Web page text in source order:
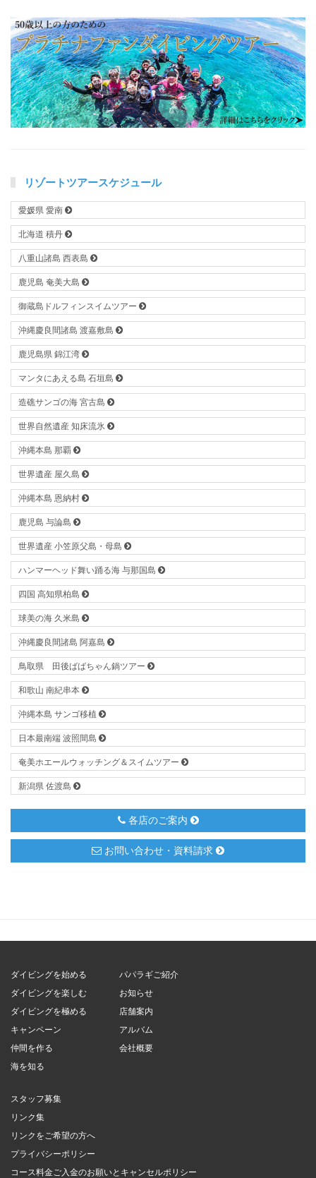
リゾートツアースケジュール
愛媛県 愛南
北海道 積丹
八重山諸島 西表島
鹿児島 奄美大島
御蔵島ドルフィンスイムツアー
沖縄慶良間諸島 渡嘉敷島
鹿児島県 錦江湾
マンタにあえる島 石垣島
造礁サンゴの海 宮古島
世界自然遺産 知床流氷
沖縄本島 那覇
世界遺産 屋久島
沖縄本島 恩納村
鹿児島 与論島
世界遺産 小笠原父島・母島
ハンマーヘッド舞い踊る海 与那国島
四国 高知県柏島
球美の海 久米島
沖縄慶良間諸島 阿嘉島
鳥取県 田後ばばちゃん鍋ツアー
和歌山 南紀串本
沖縄本島 サンゴ移植
日本最南端 波照間島
奄美ホエールウォッチング＆スイムツアー
新潟県 佐渡島
各店のご案内
お問い合わせ・資料請求
ダイビングを始める
ダイビングを楽しむ
ダイビングを極める
キャンペーン
仲間を作る
海を知る
パパラギご紹介
お知らせ
店舗案内
アルバム
会社概要
スタッフ募集
リンク集
リンクをご希望の方へ
プライバシーポリシー
コース料金ご入金のお願いとキャンセルポリシー